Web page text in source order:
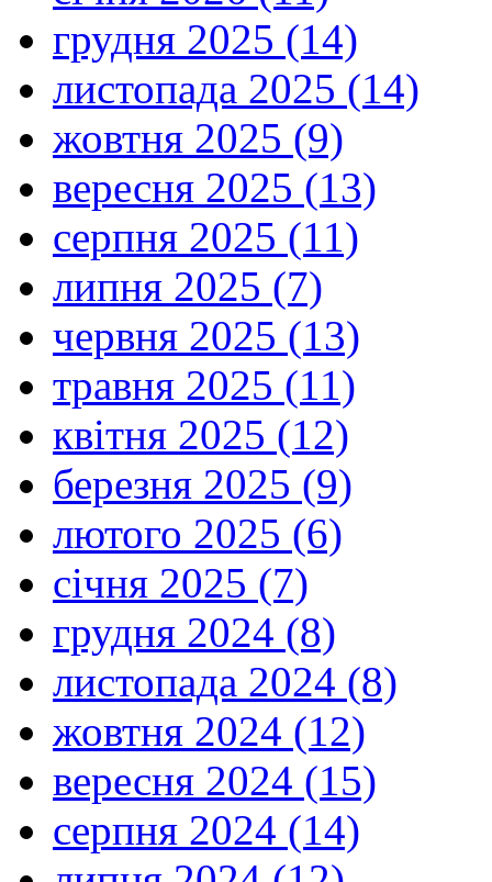
грудня 2025 (14)
листопада 2025 (14)
жовтня 2025 (9)
вересня 2025 (13)
серпня 2025 (11)
липня 2025 (7)
червня 2025 (13)
травня 2025 (11)
квітня 2025 (12)
березня 2025 (9)
лютого 2025 (6)
січня 2025 (7)
грудня 2024 (8)
листопада 2024 (8)
жовтня 2024 (12)
вересня 2024 (15)
серпня 2024 (14)